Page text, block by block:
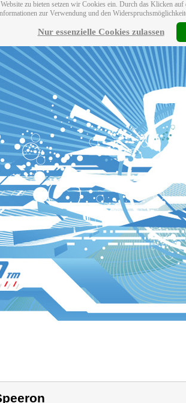
zu bieten setzen wir Cookies ein. Durch das Klicken
zur Verwendung und den
Nur essenzielle Cookies zulassen